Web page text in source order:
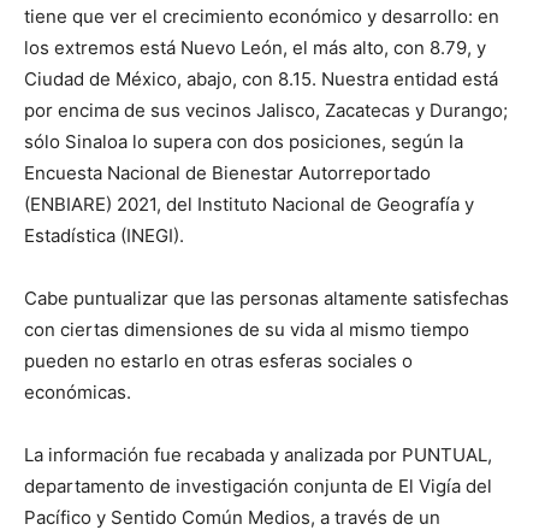
tiene que ver el crecimiento económico y desarrollo: en
los extremos está Nuevo León, el más alto, con 8.79, y
Ciudad de México, abajo, con 8.15. Nuestra entidad está
por encima de sus vecinos Jalisco, Zacatecas y Durango;
sólo Sinaloa lo supera con dos posiciones, según la
Encuesta Nacional de Bienestar Autorreportado
(ENBIARE) 2021, del Instituto Nacional de Geografía y
Estadística (INEGI).
Cabe puntualizar que las personas altamente satisfechas
con ciertas dimensiones de su vida al mismo tiempo
pueden no estarlo en otras esferas sociales o
económicas.
La información fue recabada y analizada por PUNTUAL,
departamento de investigación conjunta de El Vigía del
Pacífico y Sentido Común Medios, a través de un